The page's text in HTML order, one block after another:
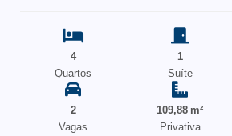
4
Quartos
1
Suíte
2
Vagas
109,88 m²
Privativa